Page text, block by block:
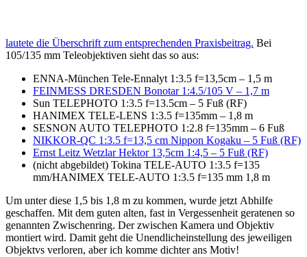
lautete die Überschrift zum entsprechenden Praxisbeitrag. Bei
105/135 mm Teleobjektiven sieht das so aus:
ENNA-München Tele-Ennalyt 1:3.5 f=13,5cm – 1,5 m
FEINMESS DRESDEN Bonotar 1:4.5/105 V – 1,7 m
Sun TELEPHOTO 1:3.5 f=13.5cm – 5 Fuß (RF)
HANIMEX TELE-LENS 1:3.5 f=135mm – 1,8 m
SESNON AUTO TELEPHOTO 1:2.8 f=135mm – 6 Fuß
NIKKOR-QC 1:3.5 f=13,5 cm Nippon Kogaku – 5 Fuß (RF)
Ernst Leitz Wetzlar Hektor 13,5cm 1:4,5 – 5 Fuß (RF)
(nicht abgebildet) Tokina TELE-AUTO 1:3.5 f=135
mm/HANIMEX TELE-AUTO 1:3.5 f=135 mm 1,8 m
Um unter diese 1,5 bis 1,8 m zu kommen, wurde jetzt Abhilfe
geschaffen. Mit dem guten alten, fast in Vergessenheit geratenen so
genannten Zwischenring. Der zwischen Kamera und Objektiv
montiert wird. Damit geht die Unendlicheinstellung des jeweiligen
Objektvs verloren, aber ich komme dichter ans Motiv!